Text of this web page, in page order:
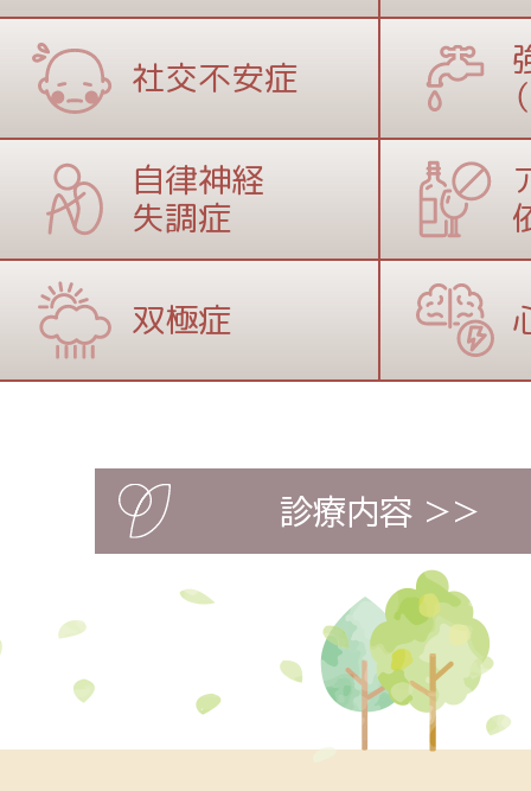
社交不安症
自律神経
失調症
双極症
診療内容 >>